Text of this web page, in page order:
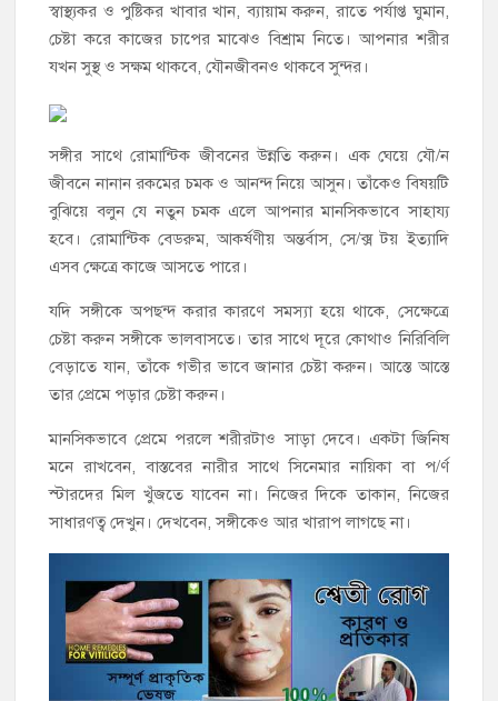
স্বাস্থ্যকর ও পুষ্টিকর খাবার খান, ব্যায়াম করুন, রাতে পর্যাপ্ত ঘুমান,
চেষ্টা করে কাজের চাপের মাঝেও বিশ্রাম নিতে। আপনার শরীর
যখন সুস্থ ও সক্ষম থাকবে, যৌনজীবনও থাকবে সুন্দর।
সঙ্গীর সাথে রোমান্টিক জীবনের উন্নতি করুন। এক ঘেয়ে যৌ/ন
জীবনে নানান রকমের চমক ও আনন্দ নিয়ে আসুন। তাঁকেও বিষয়টি
বুঝিয়ে বলুন যে নতুন চমক এলে আপনার মানসিকভাবে সাহায্য
হবে। রোমান্টিক বেডরুম, আকর্ষণীয় অন্তর্বাস, সে/ক্স টয় ইত্যাদি
এসব ক্ষেত্রে কাজে আসতে পারে।
যদি সঙ্গীকে অপছন্দ করার কারণে সমস্যা হয়ে থাকে, সেক্ষেত্রে
চেষ্টা করুন সঙ্গীকে ভালবাসতে। তার সাথে দূরে কোথাও নিরিবিলি
বেড়াতে যান, তাঁকে গভীর ভাবে জানার চেষ্টা করুন। আস্তে আস্তে
তার প্রেমে পড়ার চেষ্টা করুন।
মানসিকভাবে প্রেমে পরলে শরীরটাও সাড়া দেবে। একটা জিনিষ
মনে রাখবেন, বাস্তবের নারীর সাথে সিনেমার নায়িকা বা প/র্ণ
স্টারদের মিল খুঁজতে যাবেন না। নিজের দিকে তাকান, নিজের
সাধারণত্ব দেখুন। দেখবেন, সঙ্গীকেও আর খারাপ লাগছে না।